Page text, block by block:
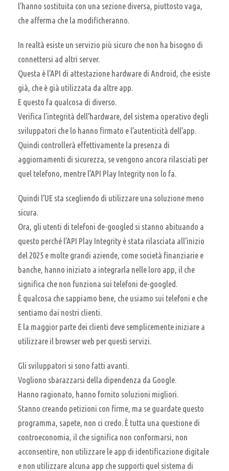
l’hanno sostituita con una sezione diversa, piuttosto vaga,
che afferma che la modificheranno.
In realtà esiste un servizio più sicuro che non ha bisogno di
connettersi ad altri server.
Questa è l’API di attestazione hardware di Android, che esiste
già, che è già utilizzata da altre app.
E questo fa qualcosa di diverso.
Verifica l’integrità dell’hardware, del sistema operativo degli
sviluppatori che lo hanno firmato e l’autenticità dell’app.
Quindi controllerà effettivamente la presenza di
aggiornamenti di sicurezza, se vengono ancora rilasciati per
quel telefono, mentre l’API Play Integrity non lo fa.
Quindi l’UE sta scegliendo di utilizzare una soluzione meno
sicura.
Ora, gli utenti di telefoni de-googled si stanno abituando a
questo perché l’API Play Integrity è stata rilasciata all’inizio
del 2025 e molte grandi aziende, come società finanziarie e
banche, hanno iniziato a integrarla nelle loro app, il che
significa che non funziona sui telefoni de-googled.
È qualcosa che sappiamo bene, che usiamo sui telefoni e che
sentiamo dai nostri clienti.
E la maggior parte dei clienti deve semplicemente iniziare a
utilizzare il browser web per questi servizi.
Gli sviluppatori si sono fatti avanti.
Vogliono sbarazzarsi della dipendenza da Google.
Hanno ragionato, hanno fornito soluzioni migliori.
Stanno creando petizioni con firme, ma se guardate questo
programma, sapete, non ci credo. È tutta una questione di
controeconomia, il che significa non conformarsi, non
acconsentire, non utilizzare le app di identificazione digitale
e non utilizzare alcuna app che supporti quel sistema di